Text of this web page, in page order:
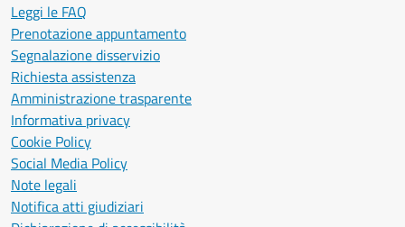
Leggi le FAQ
Prenotazione appuntamento
Segnalazione disservizio
Richiesta assistenza
Amministrazione trasparente
Informativa privacy
Cookie Policy
Social Media Policy
Note legali
Notifica atti giudiziari